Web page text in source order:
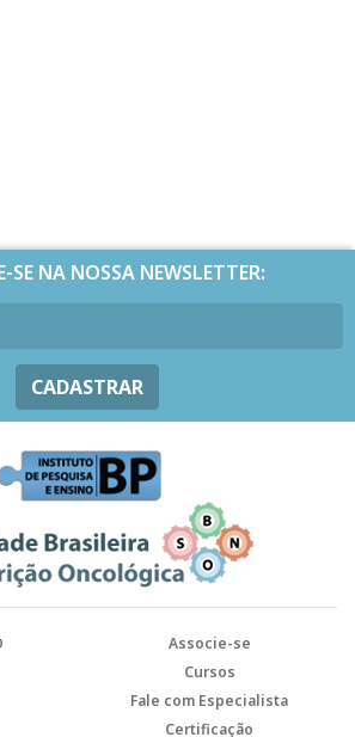
SE NA NOSSA NEWSLETTER:
CADASTRAR
Associe-se
Cursos
Fale com Especialista
Certificação